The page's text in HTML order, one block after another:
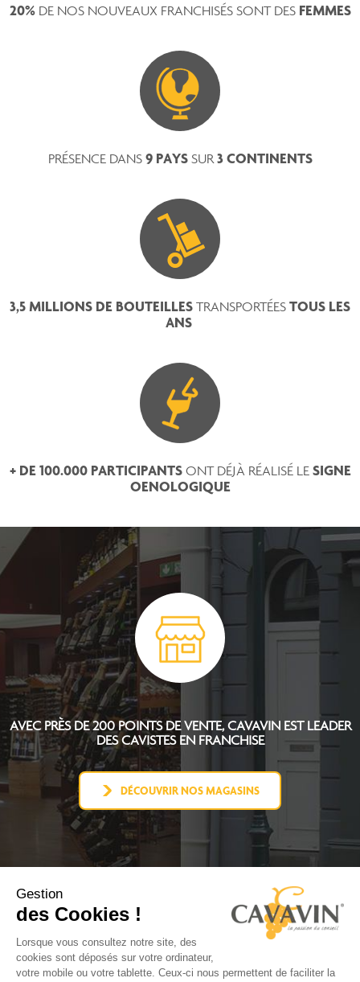
20%DE NOS NOUVEAUX FRANCHISÉS SONT DES FEMMES
PRÉSENCE DANS 9 PAYS SUR 3 CONTINENTS
3,5 MILLIONS DE BOUTEILLES TRANSPORTÉES TOUS LES
ANS
+ DE 100.000 PARTICIPANTSONT DÉJÀ RÉALISÉ LE SIGNE
OENOLOGIQUE
AVEC PRÈS DE 200 POINTS DE VENTE, CAVAVIN ESTLEADER
DES CAVISTES EN FRANCHISE
DÉCOUVRIR NOS MAGASINS
L'UNIVERS CAVAVIN
DEVENIR CAVISTE
ACTUALITÉS
CONTACT
FACEBOOK
Gestion
des Cookies !
Lorsque vous consultez notre site, des
cookies sont déposés sur votre ordinateur,
votre mobile ou votre tablette. Ceux-ci nous permettent de faciliter la